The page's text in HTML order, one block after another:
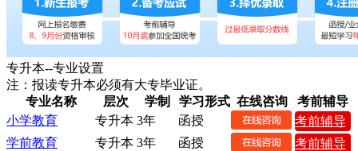
专升本--专业设置
注：报读专升本必须有大专毕业证。
专业名称
层次 学制 学习形式 在线咨询
考前辅导
小学教育
专升本 3年 函授
考前辅导
学前教育
专升本 3年 函授
考前辅导